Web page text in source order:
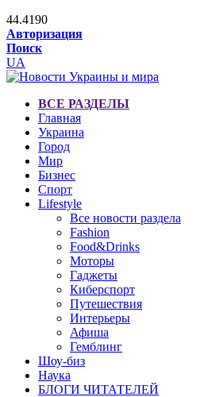
44.4190
Авторизация
Поиск
UA
ВСЕ РАЗДЕЛЫ
Главная
Украина
Город
Мир
Бизнес
Спорт
Lifestyle
Все новости раздела
Fashion
Food&Drinks
Моторы
Гаджеты
Киберспорт
Путешествия
Интерьеры
Афиша
Гемблинг
Шоу-биз
Наука
БЛОГИ ЧИТАТЕЛЕЙ